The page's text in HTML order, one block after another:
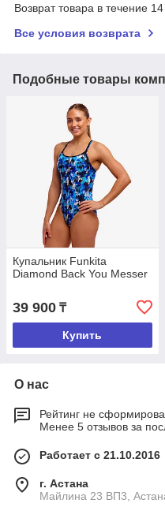
Возврат товара в течение
Все условия возврата
Подобные товары
Купальник Funkitа
Diamond Back You Messer
39 900 ₸
Купить
О нас
Рейтинг не
Менее 5 отзывов за
Работает с 21.10.2016
г. Астана
Майлина 23 ВП3,